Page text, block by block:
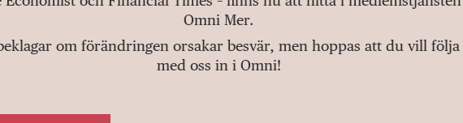
Omni Mer.
om förändringen orsakar besvär, men hoppas att du vill följa
med oss in i Omni!